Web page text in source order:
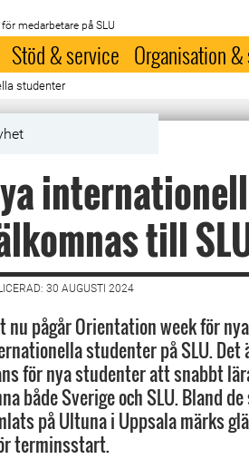
medarbetare på SLU
Stöd & service Organisation
studenter
till
30 AUGUSTI 2024
nu pågår Orientation week för nya
studenter på SLU. Det
för nya studenter att snabbt
både Sverige och SLU. Bland de
på Ultuna i Uppsala märks
terminsstart.